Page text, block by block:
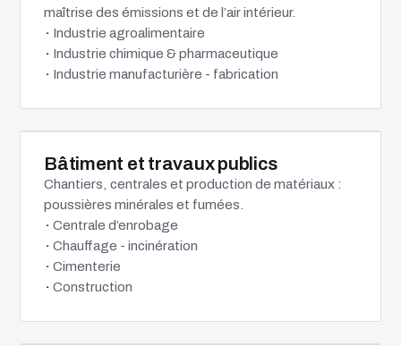
maîtrise des émissions et de l’air intérieur.
Industrie agroalimentaire
Industrie chimique & pharmaceutique
Industrie manufacturière - fabrication
Bâtiment et travaux publics
Chantiers, centrales et production de matériaux :
poussières minérales et fumées.
Centrale d’enrobage
Chauffage - incinération
Cimenterie
Construction